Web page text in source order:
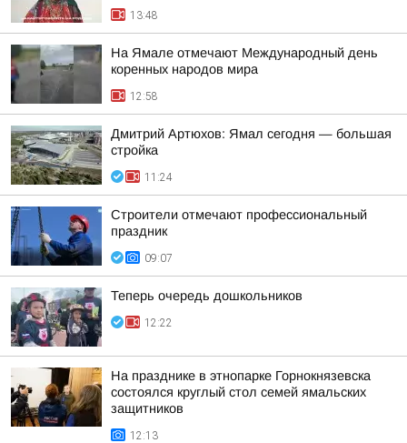
13:48
На Ямале отмечают Международный день
коренных народов мира
12:58
Дмитрий Артюхов: Ямал сегодня — большая
стройка
11:24
Строители отмечают профессиональный
праздник
09:07
Теперь очередь дошкольников
12:22
На празднике в этнопарке Горнокнязевска
состоялся круглый стол семей ямальских
защитников
12:13